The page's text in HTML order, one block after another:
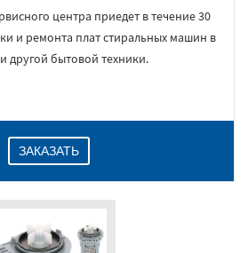
центра приедет в течение 30
и ремонта плат стиральных машин в
другой бытовой техники.
ЗАКАЗАТЬ